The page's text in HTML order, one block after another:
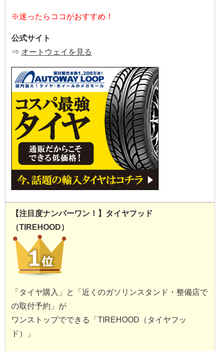
※迷ったらココがおすすめ！
公式サイト
⇒ オートウェイを見る
【注目度ナンバーワン！】タイヤフッド
（TIREHOOD）
「タイヤ購入」と「近くのガソリンスタンド・整備店で
の取付予約」が
ワンストップでできる「TIREHOOD（タイヤフッ
ド）」